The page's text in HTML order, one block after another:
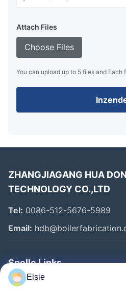
Attach Files
Choose Files
You can upload up to 5 files and Each
ZHANGJIAGANG HUA
TECHNOLOGY CO.,LTD
Tel: 0086-512-5676-5989
Email:
Snelle Links
Huis
Elsie